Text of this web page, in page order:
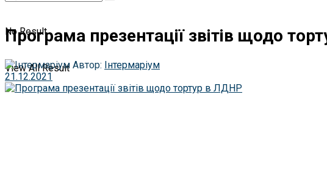
No Result
View All Result
Програма презентації звітів щодо
Автор: Інтермаріум
21.12.2021